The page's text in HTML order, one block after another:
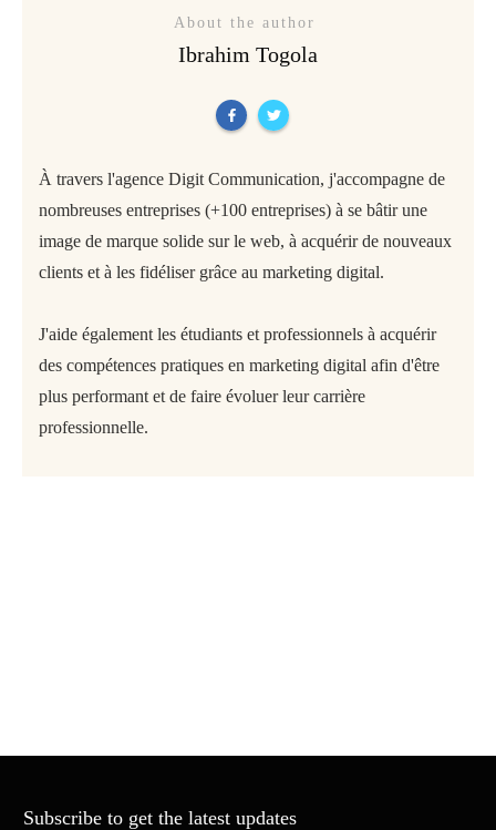
About the author
Ibrahim Togola
À travers l'agence Digit Communication, j'accompagne de
nombreuses entreprises (+100 entreprises) à se bâtir une
image de marque solide sur le web, à acquérir de nouveaux
clients et à les fidéliser grâce au marketing digital.
J'aide également les étudiants et professionnels à acquérir
des compétences pratiques en marketing digital afin d'être
plus performant et de faire évoluer leur carrière
professionnelle.
Subscribe to get the latest updates